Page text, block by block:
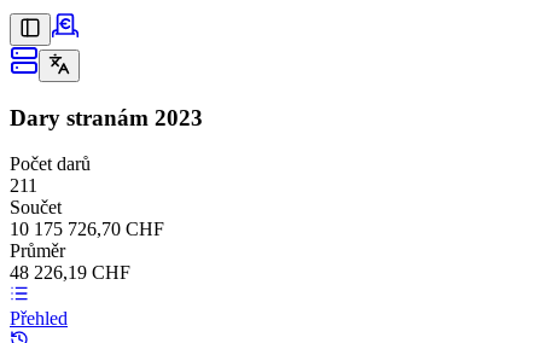
Dary stranám 2023
Počet darů
211
Součet
10 175 726,70 CHF
Průměr
48 226,19 CHF
Přehled